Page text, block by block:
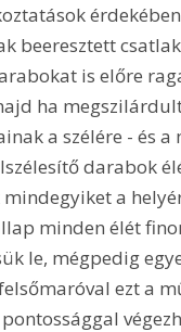
beeresztett
is előre
ha
a szélére - és a
darabok
a
minden élét
le, mégpedig
ezt a